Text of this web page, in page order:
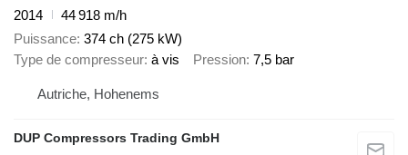
2014
44 918 m/h
Puissance 374 ch (275 kW)
Type de compresseur à vis Pression 7,5 bar
Autriche, Hohenems
DUP Compressors Trading GmbH